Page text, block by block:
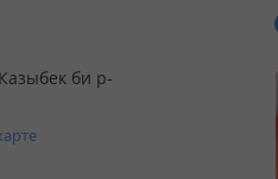
би р-